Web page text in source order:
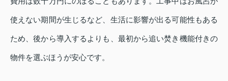
使えない期間が生じるなど、生活に影響が出る可能性もある
ため、後から導入するよりも、最初から追い焚き機能付きの
物件を選ぶほうが安心です。